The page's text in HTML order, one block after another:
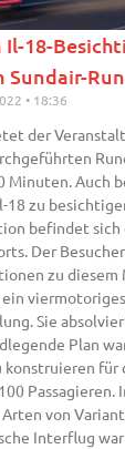
Il-18-
Sundair-
18:36
der
Minuten. Auch
18 zu
befindet sich
Der
zu
Sie
Plan
konstruieren
Passagieren.
Arten von
Interflug